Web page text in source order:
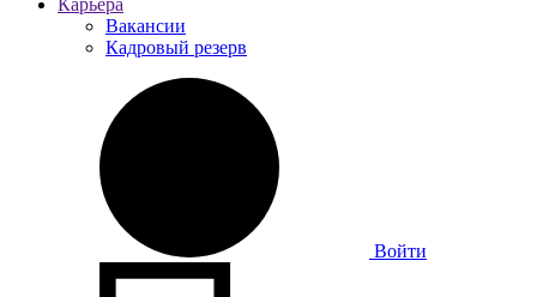
Карьера
Вакансии
Кадровый резерв
Войти